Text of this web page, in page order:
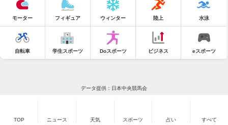
モーター フィギュア ウィンター 陸上 水泳
自転車 学生スポーツ Doスポーツ ビジネス eスポーツ
データ提供：日本中央競馬会
TOP ニュース 天気 スポーツ 占い すべて